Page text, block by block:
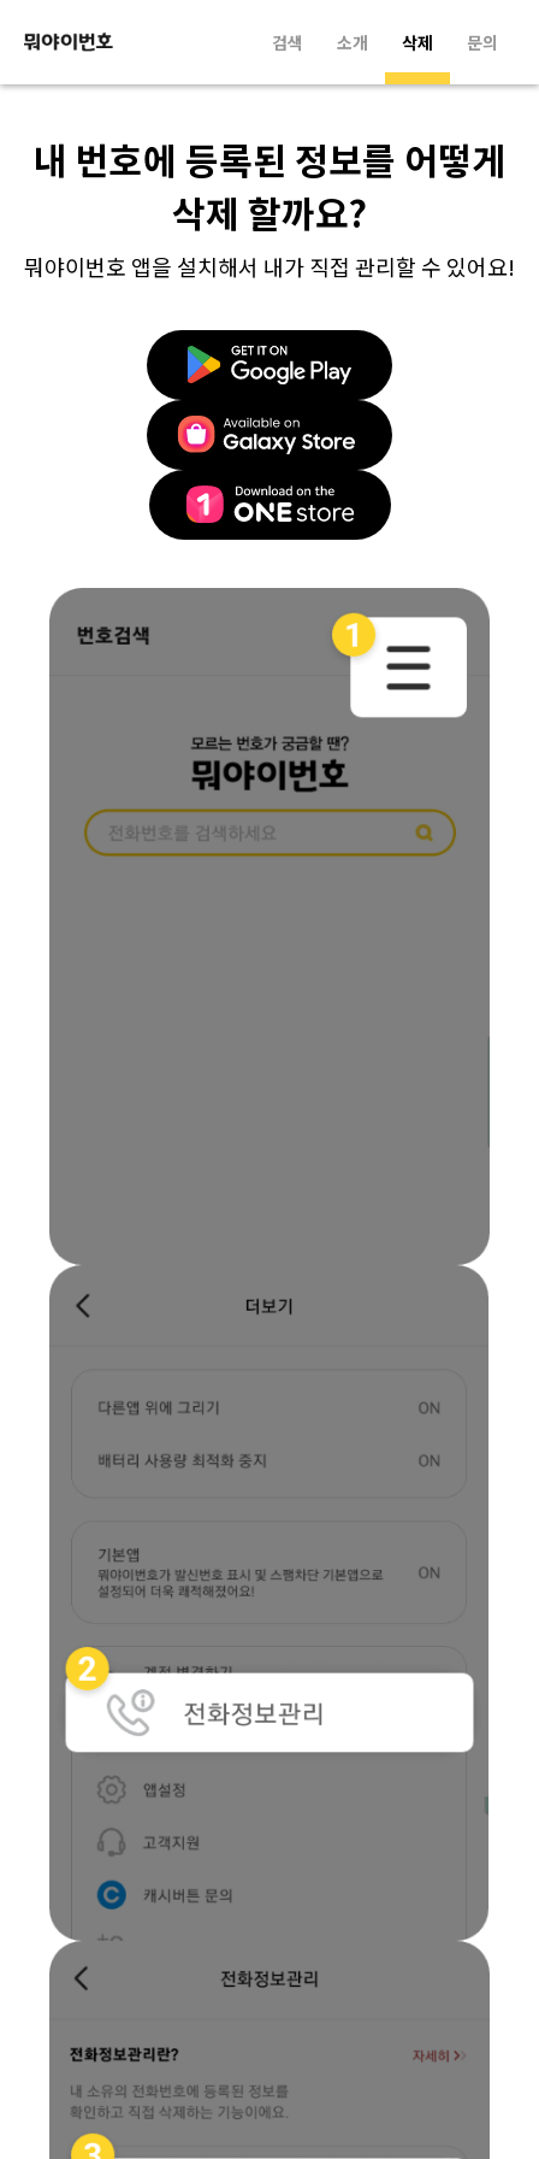
검색 소개 삭제 문의
내 번호에 등록된 정보를 어떻게
삭제 할까요?
뭐야이번호 앱을 설치해서 내가 직접 관리할 수 있어요!